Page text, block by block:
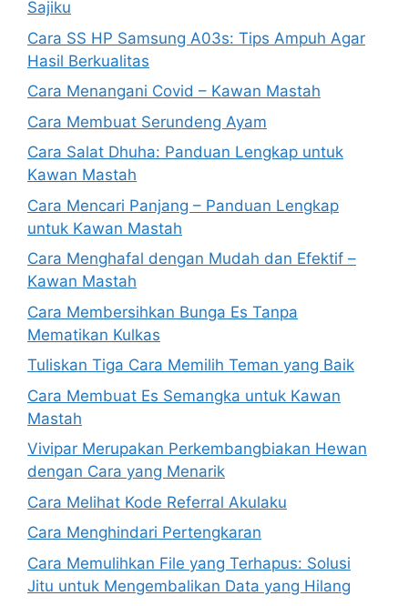
Sajiku
Cara SS HP Samsung A03s: Tips Ampuh Agar
Hasil Berkualitas
Cara Menangani Covid – Kawan Mastah
Cara Membuat Serundeng Ayam
Cara Salat Dhuha: Panduan Lengkap untuk
Kawan Mastah
Cara Mencari Panjang – Panduan Lengkap
untuk Kawan Mastah
Cara Menghafal dengan Mudah dan Efektif –
Kawan Mastah
Cara Membersihkan Bunga Es Tanpa
Mematikan Kulkas
Tuliskan Tiga Cara Memilih Teman yang Baik
Cara Membuat Es Semangka untuk Kawan
Mastah
Vivipar Merupakan Perkembangbiakan Hewan
dengan Cara yang Menarik
Cara Melihat Kode Referral Akulaku
Cara Menghindari Pertengkaran
Cara Memulihkan File yang Terhapus: Solusi
Jitu untuk Mengembalikan Data yang Hilang